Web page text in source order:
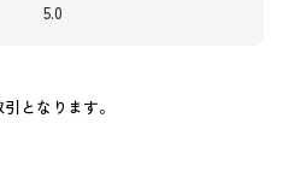
5.0
となります。